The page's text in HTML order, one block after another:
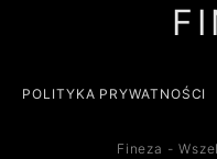
POLITYKA PRYWATNOŚCI
Fineza -